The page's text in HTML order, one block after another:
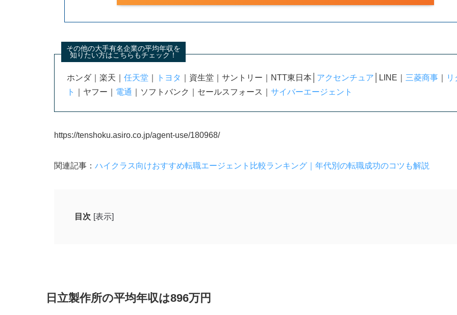
その他の大手有名企業の平均年収を
知りたい方はこちらもチェック！
ホンダ｜楽天｜ 任天堂 トヨタ ｜資生堂｜サントリー｜NTT東日本│ アクセンチュア │LINE｜ 三菱商事
ト
｜ヤフー｜ 電通 ｜ソフトバンク｜セールスフォース｜ サイバーエージェント
https://tenshoku.asiro.co.jp/agent-use/180968/
関連記事： ハイクラス向けおすすめ転職エージェント比較ランキング｜年代別の転職成功のコツも解説
目次 [表示]
日立製作所の学歴別初任給
日立製作所の平均年収は896万円